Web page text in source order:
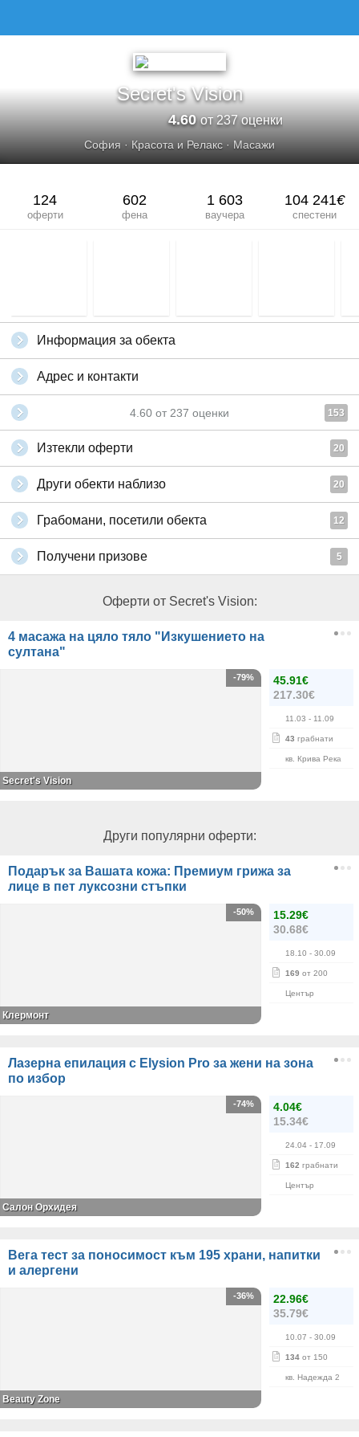
Secret's Vision
4.60от 237 оценки
София · Красота и Релакс · Масажи
124
оферти
602
фена
1 603
ваучера
104 241€
спестени
Информация за обекта
Адрес и контакти
4.60 от 237 оценки 153
Изтекли оферти 20
Други обекти наблизо 20
Грабомани, посетили обекта 12
Получени призове 5
Оферти от Secret's Vision:
4 масажа на цяло тяло "Изкушението на
султана"
45.91€
217.30€
11.03 - 11.09
43 грабнати
кв. Крива Река
-79%
Secret's Vision
Други популярни оферти:
Подарък за Вашата кожа: Премиум грижа за
лице в пет луксозни стъпки
15.29€
30.68€
18.10 - 30.09
169 от 200
Център
-50%
Клермонт
Лазерна епилация с Elysion Pro за жени на зона
по избор
4.04€
15.34€
24.04 - 17.09
162 грабнати
Център
-74%
Салон Орхидея
Вега тест за поносимост към 195 храни, напитки
и алергени
22.96€
35.79€
10.07 - 30.09
134 от 150
кв. Надежда 2
-36%
Beauty Zone